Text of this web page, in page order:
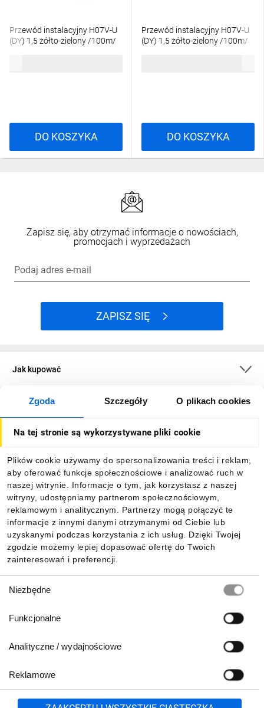
Zgoda Szczegóły O plikach cookies
Na tej stronie są wykorzystywane pliki cookie
Plików cookie używamy do spersonalizowania treści i reklam,
aby oferować funkcje społecznościowe i analizować ruch w
naszej witrynie. Informacje o tym, jak korzystasz z naszej
witryny, udostępniamy partnerom społecznościowym,
reklamowym i analitycznym. Partnerzy mogą połączyć te
informacje z innymi danymi otrzymanymi od Ciebie lub
uzyskanymi podczas korzystania z ich usług. Dzięki Twojej
zgodzie możemy lepiej dopasować ofertę do Twoich
zainteresowań i preferencji.
zgody
Niezbędne
Funkcjonalne
Analityczne / wydajnościowe
Reklamowe
Przewód instalacyjny H07V-U
(DY) 1,5 żółto-zielony /100m/
DO KOSZYKA
Przewód instalacyjny H07V-U
(DY) 1,5 żółto-zielony /100m/
DO KOSZYKA
Zapisz się, aby otrzymać informacje o nowościach,
promocjach i wyprzedażach
Podaj adres e-mail
ZAPISZ SIĘ
Jak kupować
O firmie
Informacje
Pobierz naszą aplikację mobilną:
801 500 700 lub 71 37 61 600